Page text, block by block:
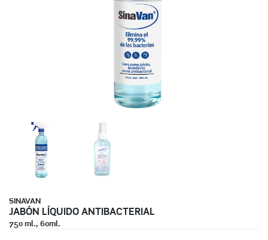
SINAVAN
JABÓN LÍQUIDO ANTIBACTERIAL
750 ml., 60ml.